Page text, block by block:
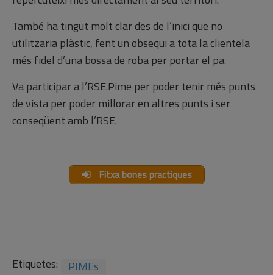
També ha tingut molt clar des de l’inici que no
utilitzaria plàstic, fent un obsequi a tota la clientela
més fidel d’una bossa de roba per portar el pa.
Va participar a l’RSE.Pime per poder tenir més punts
de vista per poder millorar en altres punts i ser
conseqüent amb l’RSE.
Fitxa bones practiques
Etiquetes: PIMEs